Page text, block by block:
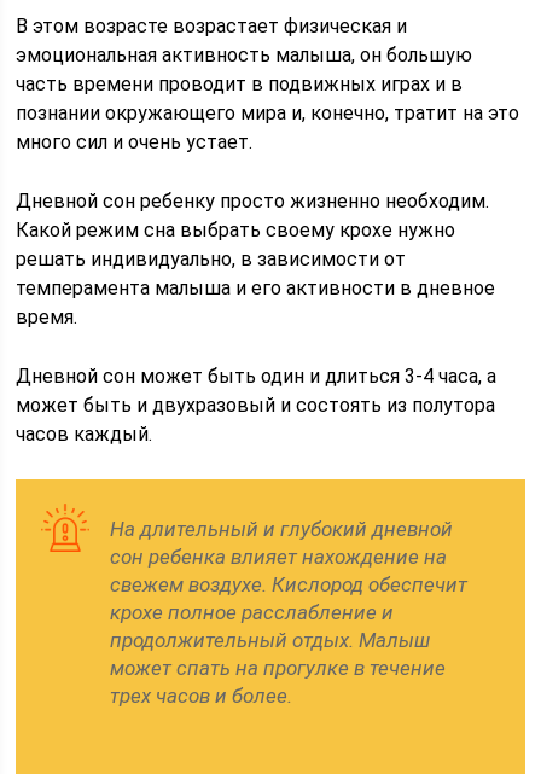
В этом возрасте возрастает физическая и
эмоциональная активность малыша, он большую
часть времени проводит в подвижных играх и в
познании окружающего мира и, конечно, тратит на это
много сил и очень устает.
Дневной сон ребенку просто жизненно необходим.
Какой режим сна выбрать своему крохе нужно
решать индивидуально, в зависимости от
темперамента малыша и его активности в дневное
время.
Дневной сон может быть один и длиться 3-4 часа, а
может быть и двухразовый и состоять из полутора
часов каждый.
На длительный и глубокий дневной
сон ребенка влияет нахождение на
свежем воздухе. Кислород обеспечит
крохе полное расслабление и
продолжительный отдых. Малыш
может спать на прогулке в течение
трех часов и более.